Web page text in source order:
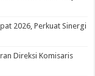
2026, Perkuat Sinergi
Direksi Komisaris